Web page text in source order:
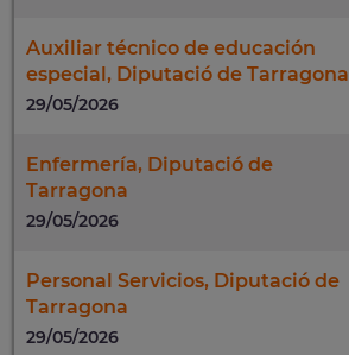
Auxiliar técnico de educación
especial, Diputació de Tarragona
29/05/2026
Enfermería, Diputació de
Tarragona
29/05/2026
Personal Servicios, Diputació de
Tarragona
29/05/2026